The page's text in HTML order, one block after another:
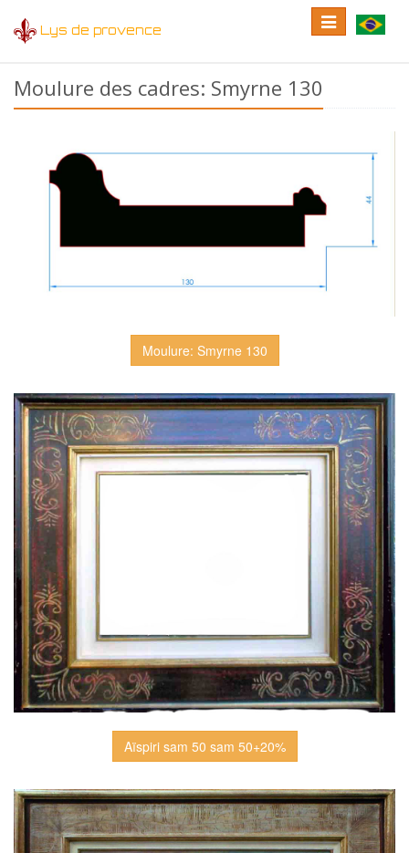
Lys de provence
Toggle
language
Toggle
navigation
Moulure des cadres: Smyrne 130
Moulure: Smyrne 130
Aïspiri sam 50 sam 50+20%